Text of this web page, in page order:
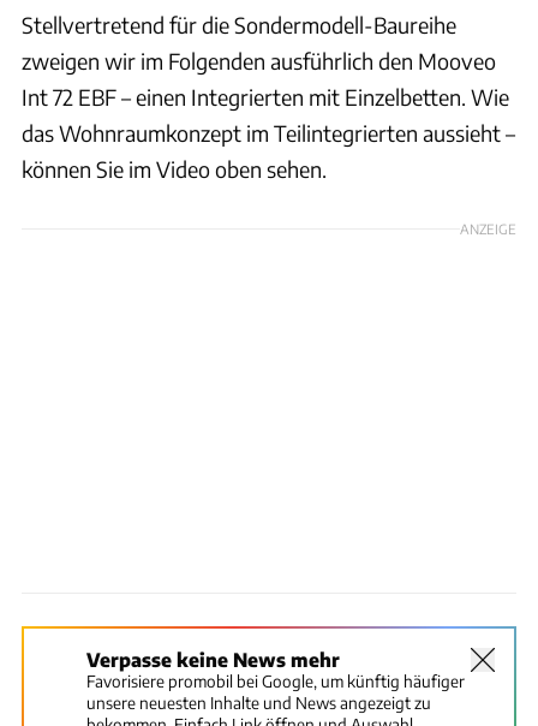
Stellvertretend für die Sondermodell-Baureihe
zweigen wir im Folgenden ausführlich den Mooveo
Int 72 EBF – einen Integrierten mit Einzelbetten. Wie
das Wohnraumkonzept im Teilintegrierten aussieht –
können Sie im Video oben sehen.
ANZEIGE
Verpasse keine News mehr
Favorisiere promobil bei Google, um künftig häufiger
unsere neuesten Inhalte und News angezeigt zu